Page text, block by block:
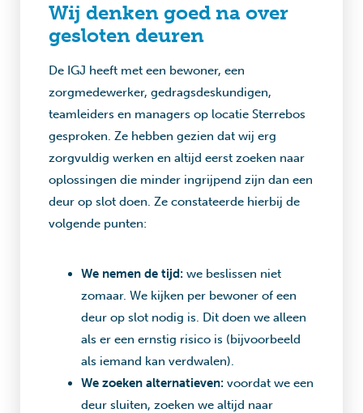
Wij denken goed na over
gesloten deuren
De IGJ heeft met een bewoner, een
zorgmedewerker, gedragsdeskundigen,
teamleiders en managers op locatie Sterrebos
gesproken. Ze hebben gezien dat wij erg
zorgvuldig werken en altijd eerst zoeken naar
oplossingen die minder ingrijpend zijn dan een
deur op slot doen. Ze constateerde hierbij de
volgende punten:
We nemen de tijd: we beslissen niet
zomaar. We kijken per bewoner of een
deur op slot nodig is. Dit doen we alleen
als er een ernstig risico is (bijvoorbeeld
als iemand kan verdwalen).
We zoeken alternatieven: voordat we een
deur sluiten, zoeken we altijd naar